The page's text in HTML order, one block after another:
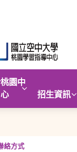
園中
心
招生資訊
絡方式